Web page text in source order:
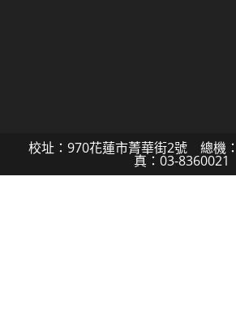
校址：970花蓮市菁華街2號 總機
真：03-8360021